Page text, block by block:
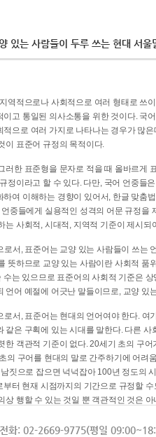
있는 사람들이 두루 쓰는 현대 서울
역적으로나 사회적으로 여러 형태로 쓰
이고 통일된 의사소통을 위한 것이다. 국
적으로 여러 가지로 나타나는 경우가 많
이 표준어 규정의 목적이다.
러한 표준형을 문자로 적을 때 올바르게
정이라고 할 수 있다. 다만, 국어 언중들
하여 이해하는 경향이 있어서, 한글 맞춤
중들에게 실용적인 성격의 어문 규정을
는 사회적, 시대적, 지역적 기준이 제시되
로서, 표준어는 교양 있는 사람들이 쓰는
뜻하므로 교양 있는 사람이란 사회적
수는 있으므로 표준어의 사회적 기준은
언어 예절에 어긋난 말들이므로, 교양 있
로서, 표준어는 현대의 언어여야 한다. 여
같은 구획에 있는 시대를 말한다. 다른
한 객관적 기준이 없다. 20세기 초의 구
의 구어를 현대의 말로 간주하기에 어려
짓으로 잡으면 넉넉잡아 100년 정도의
부터 현재 시점까지의 기간으로 규정할
상 행할 수 있는 것일 뿐 객관적인 것은
로서, 표준어는 서울말이어야 한다. 이는
화: 02-2669-9775(평일